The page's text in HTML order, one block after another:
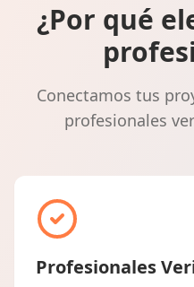
¿Por qué
Conectamos tus
profesionales
Profesionales